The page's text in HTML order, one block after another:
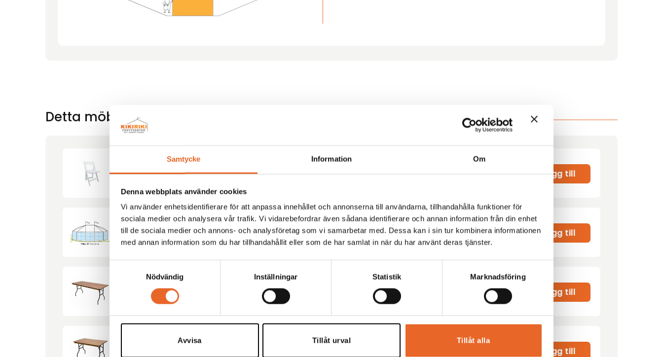
Samtycke Information Om
Denna webbplats använder cookies
Vi använder enhetsidentifierare för att anpassa innehållet och annonserna till användarna, tillhandahålla funktioner för
sociala medier och analysera vår trafik. Vi vidarebefordrar även sådana identifierare och annan information från din enhet
till de sociala medier och annons- och analysföretag som vi samarbetar med. Dessa kan i sin tur kombinera informationen
med annan information som du har tillhandahållit eller som de har samlat in när du har använt deras tjänster.
Nödvändig
Inställningar Statistik Marknadsföring
Avvisa Tillåt urval Tillåt alla
Detta möbelförslag innehåller följande produkter
Bröllopsstol Hyrespris:45,00kr Montagepris: 6,00kr Lägg till
Tält Ellips-45 6×8,3m Hyrespris: 3 440,00kr Montagepris: 2 420,00kr Lägg till
Bord 180x80cm Hyrespris: Montagepris: Lägg till
Lägg till